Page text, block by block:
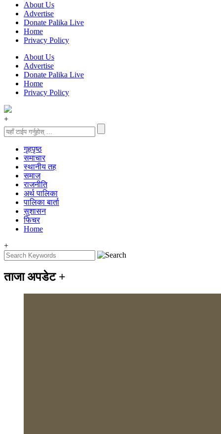
About Us
Advertise
Donate Palika Live
Home
Privacy Policy
About Us
Advertise
Donate Palika Live
Home
Privacy Policy
+
गृहपृष्‍ठ
समाचार
स्थानीय तह
समाज
राजनीति
अर्थ पालिका
पालिका बार्ता
सुशासन
फिचर
Home
+
ताजा अपडेट +